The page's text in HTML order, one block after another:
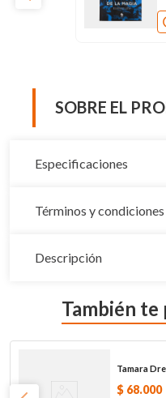
SOBRE EL
Especificaciones
Términos y condiciones
Descripción
También
Tamara
$ 68.000